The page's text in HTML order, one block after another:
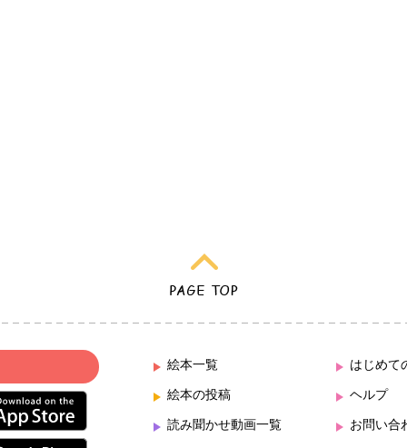
絵本一覧
絵本の投稿
読み聞かせ動画一覧
はじめて
ヘルプ
お問い合